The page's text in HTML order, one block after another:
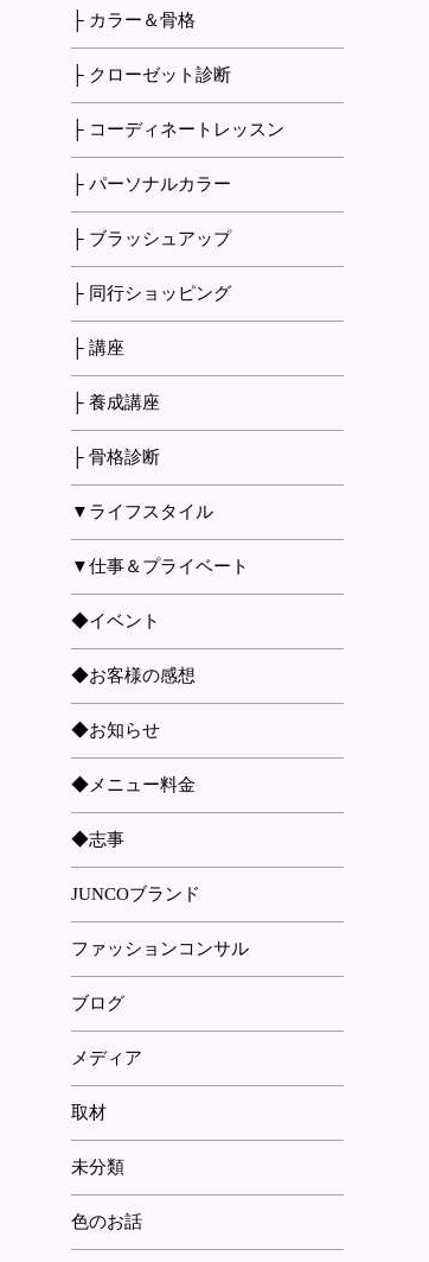
├ カラー＆骨格
├ クローゼット診断
├ コーディネートレッスン
├ パーソナルカラー
├ ブラッシュアップ
├ 同行ショッピング
├ 講座
├ 養成講座
├ 骨格診断
▼ライフスタイル
▼仕事＆プライベート
◆イベント
◆お客様の感想
◆お知らせ
◆メニュー料金
◆志事
JUNCOブランド
ファッションコンサル
ブログ
メディア
取材
未分類
色のお話